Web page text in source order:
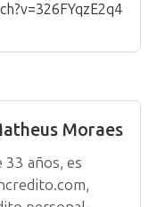
Moraes
años, es